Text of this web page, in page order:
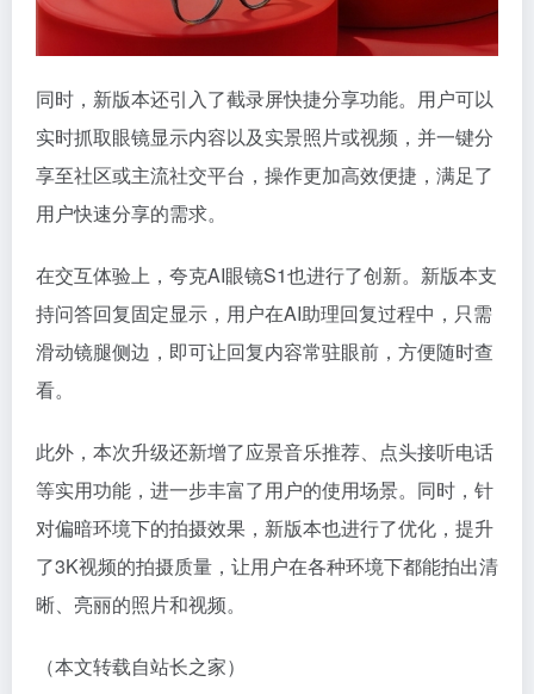
同时，新版本还引入了截录屏快捷分享功能。用户可以
实时抓取眼镜显示内容以及实景照片或视频，并一键分
享至社区或主流社交平台，操作更加高效便捷，满足了
用户快速分享的需求。
在交互体验上，夸克AI眼镜S1也进行了创新。新版本支
持问答回复固定显示，用户在AI助理回复过程中，只需
滑动镜腿侧边，即可让回复内容常驻眼前，方便随时查
看。
此外，本次升级还新增了应景音乐推荐、点头接听电话
等实用功能，进一步丰富了用户的使用场景。同时，针
对偏暗环境下的拍摄效果，新版本也进行了优化，提升
了3K视频的拍摄质量，让用户在各种环境下都能拍出清
晰、亮丽的照片和视频。
（本文转载自站长之家）